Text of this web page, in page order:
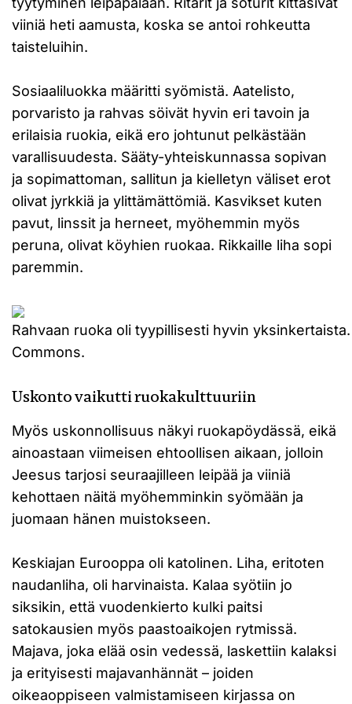
viiniä heti aamusta, koska se antoi rohkeutta
taisteluihin.
Sosiaaliluokka määritti syömistä. Aatelisto,
porvaristo ja rahvas söivät hyvin eri tavoin ja
erilaisia ruokia, eikä ero johtunut pelkästään
varallisuudesta. Sääty-yhteiskunnassa sopivan
ja sopimattoman, sallitun ja kielletyn väliset erot
olivat jyrkkiä ja ylittämättömiä. Kasvikset kuten
pavut, linssit ja herneet, myöhemmin myös
peruna, olivat köyhien ruokaa. Rikkaille liha sopi
paremmin.
Rahvaan ruoka oli tyypillisesti hyvin
Commons.
Uskonto vaikutti ruokakulttuuriin
Myös uskonnollisuus näkyi ruokapöydässä, eikä
ainoastaan viimeisen ehtoollisen aikaan, jolloin
Jeesus tarjosi seuraajilleen leipää ja viiniä
kehottaen näitä myöhemminkin syömään ja
juomaan hänen muistokseen.
Keskiajan Eurooppa oli katolinen. Liha, eritoten
naudanliha, oli harvinaista. Kalaa syötiin jo
siksikin, että vuodenkierto kulki paitsi
satokausien myös paastoaikojen rytmissä.
Majava, joka elää osin vedessä, laskettiin kalaksi
ja erityisesti majavanhännät – joiden
oikeaoppiseen valmistamiseen kirjassa on